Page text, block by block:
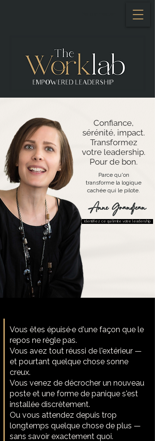
EMPOWERED LEADERSHIP
Anne Grandjean
Identifiez ce qui limite votre leadership
Confiance,
sérénité, impact.
Transformez
votre leadership.
Pour de bon.
Parce qu'on
transforme la logique
cachée qui le pilote.
Vous êtes épuisé·e d'une façon que le
repos ne règle pas.
Vous avez tout réussi de l'extérieur —
et pourtant quelque chose sonne
creux.
Vous venez de décrocher un nouveau
poste et une forme de panique s'est
installée discrètement.
Ou vous attendez depuis trop
longtemps quelque chose de plus —
sans savoir exactement quoi.